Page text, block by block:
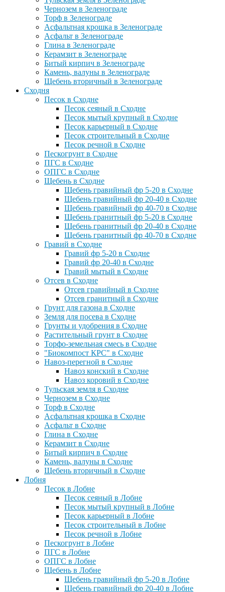
Чернозем в Зеленограде
Торф в Зеленограде
Асфальтная крошка в Зеленограде
Асфальт в Зеленограде
Глина в Зеленограде
Керамзит в Зеленограде
Битый кирпич в Зеленограде
Камень, валуны в Зеленограде
Щебень вторичный в Зеленограде
Сходня
Песок в Сходне
Песок сеяный в Сходне
Песок мытый крупный в Сходне
Песок карьерный в Сходне
Песок строительный в Сходне
Песок речной в Сходне
Пескогрунт в Сходне
ПГС в Сходне
ОПГС в Сходне
Щебень в Сходне
Щебень гравийный фр 5-20 в Сходне
Щебень гравийный фр 20-40 в Сходне
Щебень гравийный фр 40-70 в Сходне
Щебень гранитный фр 5-20 в Сходне
Щебень гранитный фр 20-40 в Сходне
Щебень гранитный фр 40-70 в Сходне
Гравий в Сходне
Гравий фр 5-20 в Сходне
Гравий фр 20-40 в Сходне
Гравий мытый в Сходне
Отсев в Сходне
Отсев гравийный в Сходне
Отсев гранитный в Сходне
Грунт для газона в Сходне
Земля для посева в Сходне
Грунты и удобрения в Сходне
Растительный грунт в Сходне
Торфо-земельная смесь в Сходне
"Биокомпост КРС" в Сходне
Навоз-перегной в Сходне
Навоз конский в Сходне
Навоз коровий в Сходне
Тульская земля в Сходне
Чернозем в Сходне
Торф в Сходне
Асфальтная крошка в Сходне
Асфальт в Сходне
Глина в Сходне
Керамзит в Сходне
Битый кирпич в Сходне
Камень, валуны в Сходне
Щебень вторичный в Сходне
Лобня
Песок в Лобне
Песок сеяный в Лобне
Песок мытый крупный в Лобне
Песок карьерный в Лобне
Песок строительный в Лобне
Песок речной в Лобне
Пескогрунт в Лобне
ПГС в Лобне
ОПГС в Лобне
Щебень в Лобне
Щебень гравийный фр 5-20 в Лобне
Щебень гравийный фр 20-40 в Лобне